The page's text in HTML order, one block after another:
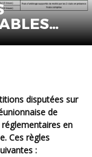
de
en
Ces règles
: